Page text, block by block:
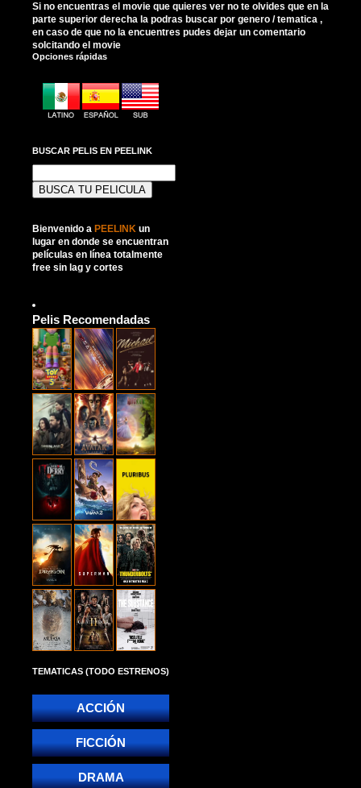
Si no encuentras el movie que quieres ver no te olvides que en la
parte superior derecha la podras buscar por genero / tematica ,
en caso de que no la encuentres pudes dejar un comentario
solcitando el movie
Opciones rápidas
BUSCAR PELIS EN PEELINK
Bienvenido a PEELINK un
lugar en donde se encuentran
películas en línea totalmente
free sin lag y cortes
Pelis Recomendadas
TEMATICAS (TODO ESTRENOS)
ACCIÓN
FICCIÓN
DRAMA